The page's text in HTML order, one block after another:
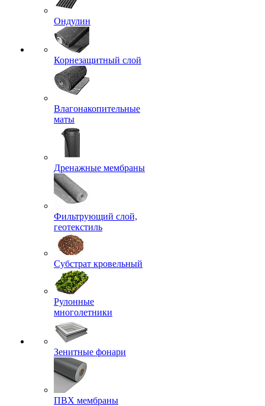
Ондулин
Корнезащитный слой
Влагонакопительные
маты
Дренажные мембраны
Фильтрующий слой,
геотекстиль
Субстрат кровельный
Рулонные
многолетники
Зенитные фонари
ПВХ мембраны